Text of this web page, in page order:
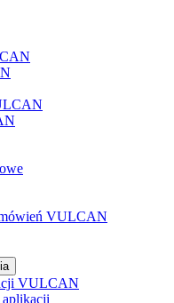
VULCAN
VULCAN
aplikacji